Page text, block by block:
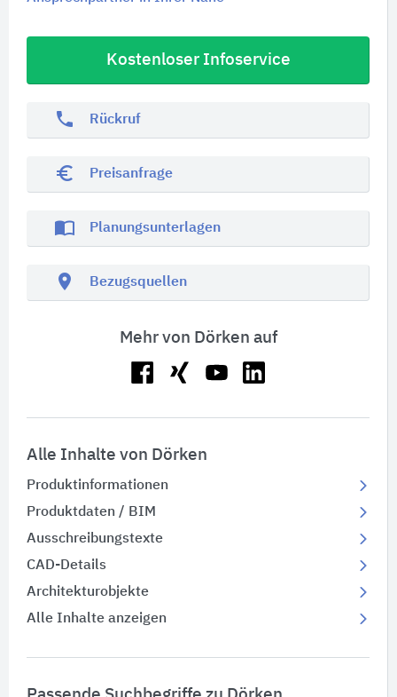
Kostenloser Infoservice
phone Rückruf
euro_symbol Preisanfrage
import_contacts Planungsunterlagen
location_on Bezugsquellen
Mehr von Dörken auf
Alle Inhalte von Dörken
Produktinformationen
Produktdaten / BIM
Ausschreibungstexte
CAD-Details
Architekturobjekte
Alle Inhalte anzeigen